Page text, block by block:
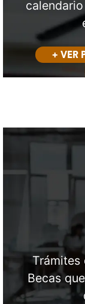
+ VER
Trámites
Becas